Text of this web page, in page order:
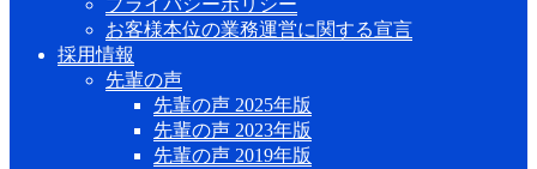
プライバシーポリシー
お客様本位の業務運営に関する宣言
採用情報
先輩の声
先輩の声 2025年版
先輩の声 2023年版
先輩の声 2019年版